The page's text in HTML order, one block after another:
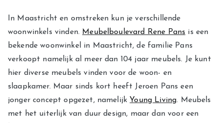
In Maastricht en omstreken kun je verschillende
woonwinkels vinden. Meubelboulevard Rene Pans is een
bekende woonwinkel in Maastricht, de familie Pans
verkoopt namelijk al meer dan 104 jaar meubels. Je kunt
hier diverse meubels vinden voor de woon- en
slaapkamer. Maar sinds kort heeft Jeroen Pans een
jonger concept opgezet, namelijk Young Living. Meubels
met het uiterlijk van duur design, maar dan voor een